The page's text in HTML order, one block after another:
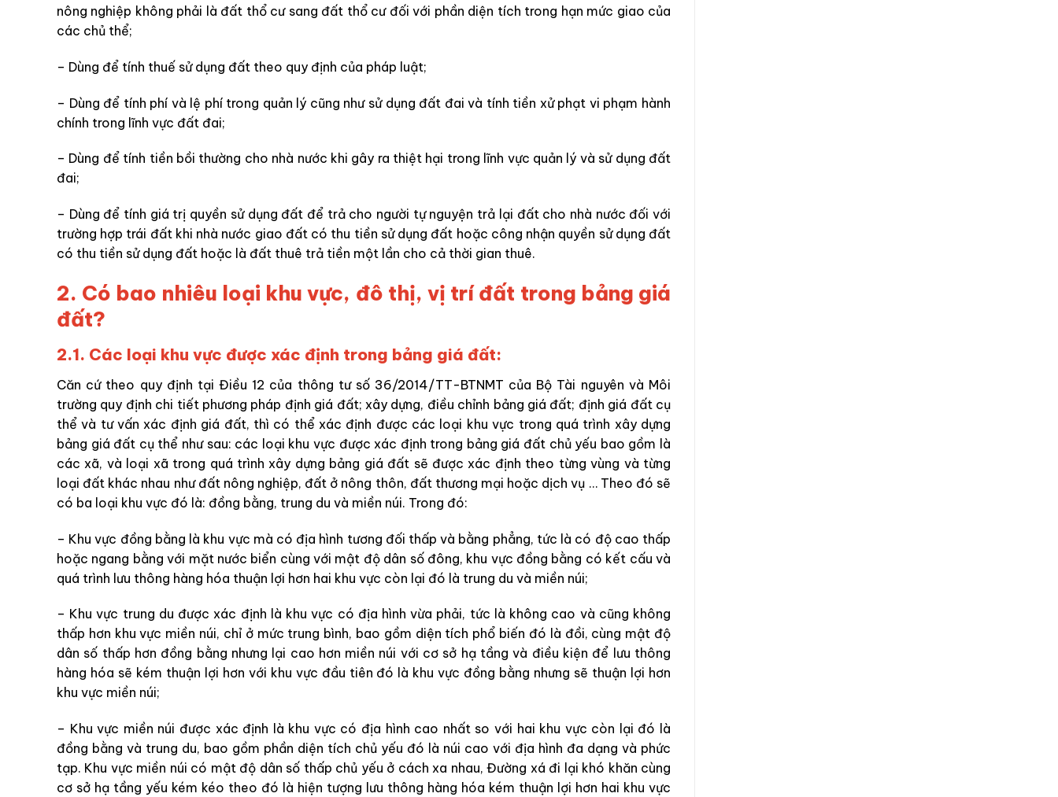
nông nghiệp không phải là đất thổ cư sang đất thổ cư đối với phần diện tích trong hạn mức giao của
các chủ thể;
– Dùng để tính thuế sử dụng đất theo quy định của pháp luật;
– Dùng để tính phí và lệ phí trong quản lý cũng như sử dụng đất đai và tính tiền xử phạt vi phạm hành
chính trong lĩnh vực đất đai;
– Dùng để tính tiền bồi thường cho nhà nước khi gây ra thiệt hại trong lĩnh vực quản lý và sử dụng đất
đai;
– Dùng để tính giá trị quyền sử dụng đất để trả cho người tự nguyện trả lại đất cho nhà nước đối với
trường hợp trái đất khi nhà nước giao đất có thu tiền sử dụng đất hoặc công nhận quyền sử dụng đất
có thu tiền sử dụng đất hoặc là đất thuê trả tiền một lần cho cả thời gian thuê.
2. Có bao nhiêu loại khu vực, đô thị, vị trí đất trong bảng giá
đất?
2.1. Các loại khu vực được xác định trong bảng giá đất:
Căn cứ theo quy định tại Điều 12 của thông tư số 36/2014/TT-BTNMT của Bộ Tài nguyên và Môi
trường quy định chi tiết phương pháp định giá đất; xây dựng, điều chỉnh bảng giá đất; định giá đất cụ
thể và tư vấn xác định giá đất, thì có thể xác định được các loại khu vực trong quá trình xây dựng
bảng giá đất cụ thể như sau: các loại khu vực được xác định trong bảng giá đất chủ yếu bao gồm là
các xã, và loại xã trong quá trình xây dựng bảng giá đất sẽ được xác định theo từng vùng và từng
loại đất khác nhau như đất nông nghiệp, đất ở nông thôn, đất thương mại hoặc dịch vụ … Theo đó sẽ
có ba loại khu vực đó là: đồng bằng, trung du và miền núi. Trong đó:
– Khu vực đồng bằng là khu vực mà có địa hình tương đối thấp và bằng phẳng, tức là có độ cao thấp
hoặc ngang bằng với mặt nước biển cùng với mật độ dân số đông, khu vực đồng bằng có kết cấu và
quá trình lưu thông hàng hóa thuận lợi hơn hai khu vực còn lại đó là trung du và miền núi;
– Khu vực trung du được xác định là khu vực có địa hình vừa phải, tức là không cao và cũng không
thấp hơn khu vực miền núi, chỉ ở mức trung bình, bao gồm diện tích phổ biến đó là đồi, cùng mật độ
dân số thấp hơn đồng bằng nhưng lại cao hơn miền núi với cơ sở hạ tầng và điều kiện để lưu thông
hàng hóa sẽ kém thuận lợi hơn với khu vực đầu tiên đó là khu vực đồng bằng nhưng sẽ thuận lợi hơn
khu vực miền núi;
– Khu vực miền núi được xác định là khu vực có địa hình cao nhất so với hai khu vực còn lại đó là
đồng bằng và trung du, bao gồm phần diện tích chủ yếu đó là núi cao với địa hình đa dạng và phức
tạp. Khu vực miền núi có mật độ dân số thấp chủ yếu ở cách xa nhau, Đường xá đi lại khó khăn cùng
cơ sở hạ tầng yếu kém kéo theo đó là hiện tượng lưu thông hàng hóa kém thuận lợi hơn hai khu vực